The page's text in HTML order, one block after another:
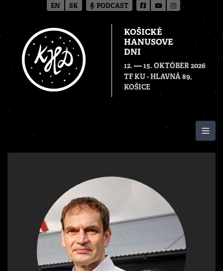
KOŠICKÉ
HANUSOVE
DNI
12. — 15. OKTÓBER 2026
TF KU - HLAVNÁ 89,
KOŠICE
EN SK PODCAST